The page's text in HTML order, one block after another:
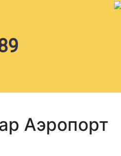
Аэропорт